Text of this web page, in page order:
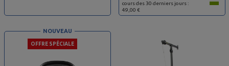
cours des 30 derniers jours :
49,00 €
OFFRE SPÉCIALE
NOUVEAU